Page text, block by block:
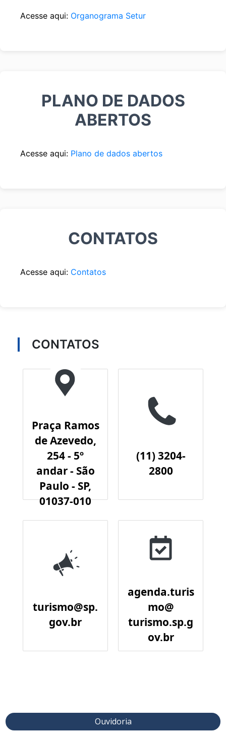
Acesse aqui: Organograma Setur
PLANO DE DADOS
ABERTOS
Acesse aqui: Plano de dados abertos
CONTATOS
Acesse aqui: Contatos
CONTATOS
Praça Ramos
de Azevedo,
254 - 5º
andar - São
Paulo - SP,
01037-010
(11) 3204-
2800
turismo@sp.
gov.br
agenda.turis
mo@
turismo.sp.g
ov.br
Ouvidoria